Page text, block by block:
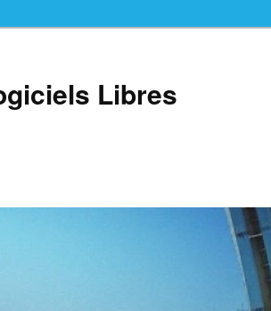
Libres